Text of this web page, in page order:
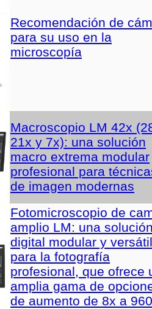
Recomendación de
para su uso en la
microscopía
Macroscopio LM 42x
21x y 7x): una solución
macro extrema modular
profesional para
de imagen modernas
Fotomicroscopio de
amplio LM: una
digital modular y versátil
para la fotografía
profesional, que ofrece
amplia gama de
de aumento de 8x a